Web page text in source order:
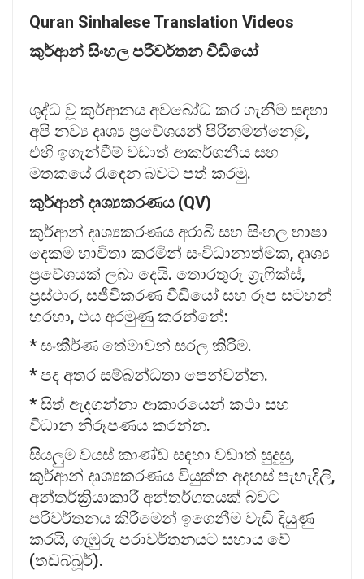
Quran Sinhalese Translation Videos
කුර්ආන් සිංහලපරිවර්තනවීඩියෝ
ශුද්ධ වූ කුර්ආනය අවබෝධ කර ගැනීම සඳහා
අපි නව්‍ය දෘශ්‍ය ප්‍රවේශයන් පිරිනමන්නෙමු,
එහි ඉගැන්වීම් වඩාත් ආකර්ශනීය සහ
මතකයේ රැඳෙන බවට පත් කරමු.
කුර්ආන් දෘශ්‍යකරණය (QV)
කුර්ආන් දෘශ්‍යකරණය අරාබි සහ සිංහල භාෂා
දෙකම භාවිතා කරමින් සංවිධානාත්මක, දෘශ්‍ය
ප්‍රවේශයක් ලබා දෙයි. තොරතුරු ග්‍රැෆික්ස්,
ප්‍රස්ථාර, සජීවිකරණ වීඩියෝ සහ රූප සටහන්
හරහා, එය අරමුණු කරන්නේ:
* සංකීර්ණ තේමාවන් සරල කිරීම.
* පද අතර සම්බන්ධතා පෙන්වන්න.
* සිත් ඇදගන්නා ආකාරයෙන් කථා සහ
විධාන නිරූපණය කරන්න.
සියලුම වයස් කාණ්ඩ සඳහා වඩාත් සුදුසු,
කුර්ආන් දෘශ්‍යකරණය වියුක්ත අදහස් පැහැදිලි,
අන්තර්ක්‍රියාකාරී අන්තර්ගතයක් බවට
පරිවර්තනය කිරීමෙන් ඉගෙනීම වැඩි දියුණු
කරයි, ගැඹුරු පරාවර්තනයට සහාය වේ
(තඩබ්බූර්).